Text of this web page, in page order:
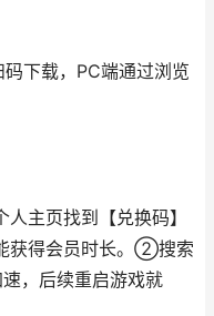
下载，PC端通过浏览
主页找到【兑换码】
获得会员时长。②搜索
，后续重启游戏就